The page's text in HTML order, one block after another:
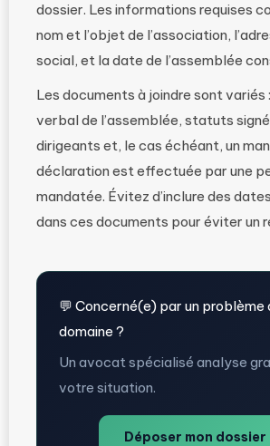
dossier. Les informations requises
nom et l’objet de l’association,
social, et la date de l’assemblée
Les documents à joindre sont
verbal de l’assemblée, statuts
dirigeants et, le cas échéant, un
déclaration est effectuée par une
mandatée. Évitez d’inclure des
dans ces documents pour éviter un
💬 Concerné(e) par un problème
domaine ?
Un avocat spécialisé analyse
votre situation.
Déposer mon dossier